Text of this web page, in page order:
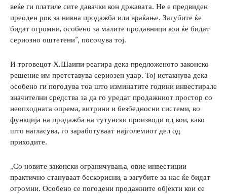
веќе ги платиле сите давачки кон државата. Не е предвиден
преоден рок за нивна продажба или враќање. Загубите ќе
бидат огромни, особено за малите продавници кои ќе бидат
сериозно оштетени“, посочува тој.
И трговецот Х.Шаипи реагира дека предложеното законско
решение им претставува сериозен удар. Тој истакнува дека
особено ги погодува тоа што изминатите години инвестирале
значителни средства за да го уредат продажниот простор со
неопходната опрема, витрини и безбедносни системи, во
функција на продажба на тутунски производи од кои, како
што нагласува, го заработуваат најголемиот дел од
приходите.
„Со новите законски ограничувања, овие инвестиции
практично стануваат бескорисни, а загубите за нас ќе бидат
огромни. Особено се погодени продажните објекти кои се